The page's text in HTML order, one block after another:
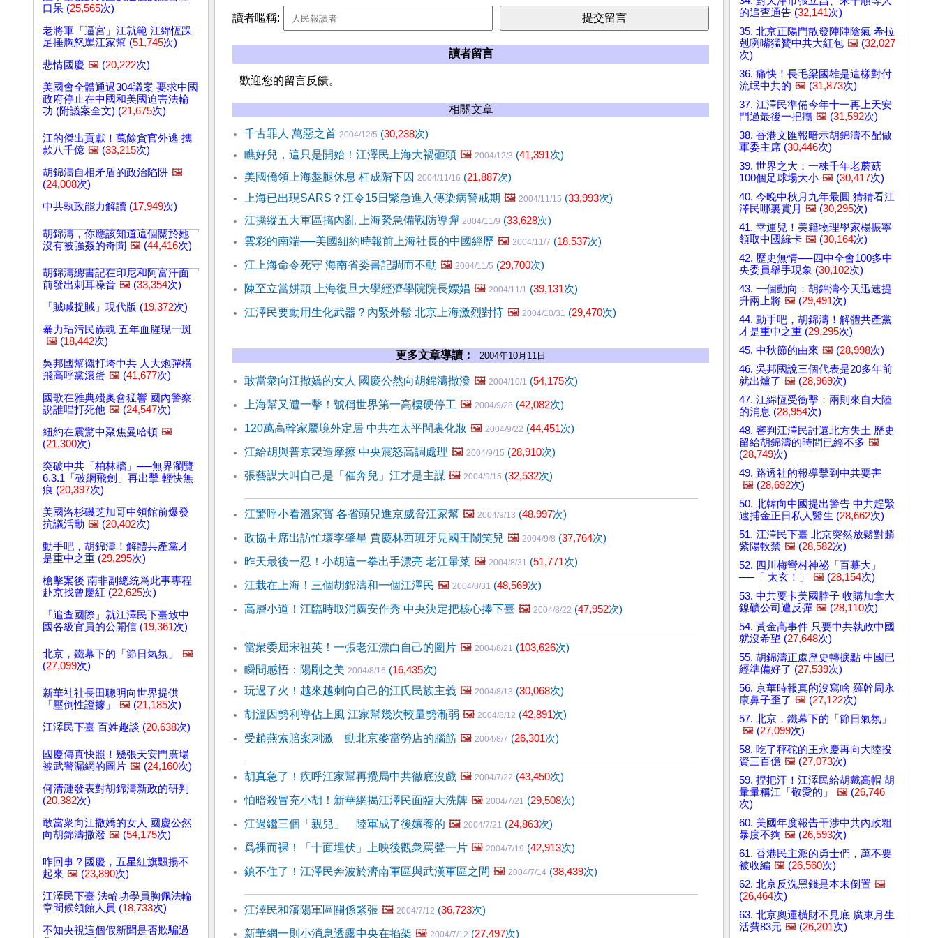
口呆 (25,565次)
老將軍「逼宮」江就範 江綿恆跺
足捶胸怒罵江家幫 (51,745次)
悲情國慶 🖼️ (20,222次)
美國會全體通過304議案 要求中國
政府停止在中國和美國迫害法輪
功 (附議案全文) (21,675次)
江的傑出貢獻！萬餘貪官外逃 攜
款八千億 🖼️ (33,215次)
胡錦濤自相矛盾的政治陷阱 🖼️
(24,008次)
中共執政能力解讀 (17,949次)
胡錦濤，你應該知道這個關於她
沒有被強姦的奇聞 🖼️ (44,416次)
胡錦濤總書記在印尼和阿富汗面
前發出刺耳噪音 🖼️ (33,354次)
「賊喊捉賊」現代版 (19,372次)
暴力玷污民族魂 五年血腥現一斑
🖼️ (18,442次)
吳邦國幫襯打垮中共 人大炮彈橫
飛高呼黨滾蛋 🖼️ (41,677次)
國歌在雅典殘奧會猛響 國內警察
說誰唱打死他 🖼️ (24,547次)
紐約在震驚中聚焦曼哈頓 🖼️
(21,300次)
突破中共「柏林牆」──無界瀏覽
6.3.1「破網飛劍」再出擊 輕快無
痕 (20,397次)
美國洛杉磯芝加哥中領館前爆發
抗議活動 🖼️ (20,402次)
動手吧，胡錦濤！解體共產黨才
是重中之重 (29,295次)
槍擊案後 南非副總統爲此事專程
赴京找曾慶紅 (22,625次)
「追查國際」就江澤民下臺致中
國各級官員的公開信 (19,361次)
北京，鐵幕下的「節日氣氛」
🖼️
(27,099次)
新華社社長田聰明向世界提供
「壓倒性證據」
🖼️ (21,185次)
江澤民下臺 百姓趣談 (20,638次)
國慶傳真快照！幾張天安門廣場
被武警漏網的圖片 🖼️ (24,160次)
何清漣發表對胡錦濤新政的研判
(20,382次)
敢當衆向江撒嬌的女人 國慶公然
向胡錦濤撒潑 🖼️ (54,175次)
咋回事？國慶，五星紅旗飄揚不
起來 🖼️ (23,890次)
江澤民下臺 法輪功學員胸佩法輪
章問候領館人員 (18,733次)
不知央視這個假新聞是否欺騙過
讀者暱稱:
讀者留言
歡迎您的留言反饋。
相關文章
千古罪人 萬惡之首 2004/12/5 (30,238次)
瞧好兒，這只是開始！江澤民上海大禍砸頭 🖼️ 2004/12/3 (41,391次)
美國僑領上海盤腿休息 枉成階下囚 2004/11/16 (21,887次)
上海已出現SARS？江令15日緊急進入傳染病警戒期 🖼️ 2004/11/15 (33,993次)
江操縱五大軍區搞內亂 上海緊急備戰防導彈 2004/11/9 (33,628次)
雲彩的南端──美國紐約時報前上海社長的中國經歷 🖼️ 2004/11/7 (18,537次)
江上海命令死守 海南省委書記調而不動 🖼️ 2004/11/5 (29,700次)
陳至立當姘頭 上海復旦大學經濟學院院長嫖娼 🖼️ 2004/11/1 (39,131次)
江澤民要動用生化武器？內緊外鬆 北京上海激烈對恃 🖼️ 2004/10/31 (29,470次)
更多文章導讀： 2004年10月11日
敢當衆向江撒嬌的女人 國慶公然向胡錦濤撒潑 🖼️ 2004/10/1 (54,175次)
上海幫又遭一擊！號稱世界第一高樓硬停工 🖼️ 2004/9/28 (42,082次)
120萬高幹家屬境外定居 中共在太平間裏化妝 🖼️ 2004/9/22 (44,451次)
江給胡與普京製造摩擦 中央震怒高調處理 🖼️ 2004/9/15 (28,910次)
張藝謀大叫自己是「催奔兒」江才是主謀 🖼️ 2004/9/15 (32,532次)
江驚呼小看溫家寶 各省頭兒進京威脅江家幫 🖼️ 2004/9/13 (48,997次)
政協主席出訪忙壞李肇星 賈慶林西班牙見國王鬧笑兒 🖼️ 2004/9/8 (37,764次)
昨天最後一忍！小胡這一拳出手漂亮 老江暈菜 🖼️ 2004/8/31 (51,771次)
江栽在上海！三個胡錦濤和一個江澤民 🖼️ 2004/8/31 (48,569次)
高層小道！江臨時取消廣安作秀 中央決定把核心捧下臺 🖼️ 2004/8/22 (47,952次)
當衆委屈宋祖英！一張老江漂白自己的圖片 🖼️ 2004/8/21 (103,626次)
瞬間感悟：陽剛之美 2004/8/16 (16,435次)
玩過了火！越來越刺向自己的江氏民族主義 🖼️ 2004/8/13 (30,068次)
胡溫因勢利導佔上風 江家幫幾次較量勢漸弱 🖼️ 2004/8/12 (42,891次)
受趙燕索賠案刺激 動北京麥當勞店的腦筋 🖼️ 2004/8/7 (26,301次)
胡真急了！疾呼江家幫再攪局中共徹底沒戲 🖼️ 2004/7/22 (43,450次)
怕暗殺冒充小胡！新華網揭江澤民面臨大洗牌 🖼️ 2004/7/21 (29,508次)
江過繼三個「親兒」 陸軍成了後孃養的 🖼️ 2004/7/21 (24,863次)
爲裸而裸！「十面埋伏」上映後觀衆罵聲一片 🖼️ 2004/7/19 (42,913次)
鎮不住了！江澤民奔波於濟南軍區與武漢軍區之間 🖼️ 2004/7/14 (38,439次)
江澤民和瀋陽軍區關係緊張 🖼️ 2004/7/12 (36,723次)
新華網一則小消息透露中央在掐架 🖼️ 2004/7/12 (27,497次)
的追查通告 (32,141次)
35. 北京正陽門散發陣陣陰氣 希拉
剋咧嘴猛贊中共大紅包 🖼️ (32,027
次)
36. 痛快！長毛梁國雄是這樣對付
流氓中共的 🖼️ (31,873次)
37. 江澤民準備今年十一再上天安
門過最後一把癮 🖼️ (31,592次)
38. 香港文匯報暗示胡錦濤不配做
軍委主席 (30,446次)
39. 世界之大：一株千年老蘑菇
100個足球場大小 🖼️ (30,417次)
40. 今晚中秋月九年最圓 猜猜看江
澤民哪裏賞月 🖼️ (30,295次)
41. 幸運兒！美籍物理學家楊振寧
領取中國綠卡 🖼️ (30,164次)
42. 歷史無情──四中全會100多中
央委員舉手現象 (30,102次)
43. 一個動向：胡錦濤今天迅速提
升兩上將 🖼️ (29,491次)
44. 動手吧，胡錦濤！解體共產黨
才是重中之重 (29,295次)
45. 中秋節的由來 🖼️ (28,998次)
46. 吳邦國說三個代表是20多年前
就出爐了 🖼️ (28,969次)
47. 江綿恆受衝擊：兩則來自大陸
的消息 (28,954次)
48. 審判江澤民討還北方失土 歷史
留給胡錦濤的時間已經不多 🖼️
(28,749次)
49. 路透社的報導擊到中共要害
🖼️ (28,692次)
50. 北韓向中國提出警告 中共趕緊
逮捕金正日私人醫生 (28,662次)
51. 江澤民下臺 北京突然放鬆對趙
紫陽軟禁 🖼️ (28,582次)
52. 四川梅彎村神祕「百慕大」
──「 太玄！」
🖼️ (28,154次)
53. 中共要卡美國脖子 收購加拿大
鎳礦公司遭反彈 🖼️ (28,110次)
54. 黃金高事件 只要中共執政中國
就沒希望 (27,648次)
55. 胡錦濤正處歷史轉捩點 中國已
經準備好了 (27,539次)
56. 京華時報真的沒寫啥 羅幹周永
康鼻子歪了 🖼️ (27,122次)
57. 北京，鐵幕下的「節日氣氛」
🖼️ (27,099次)
58. 吃了秤砣的王永慶再向大陸投
資三百億 🖼️ (27,073次)
59. 捏把汗！江澤民給胡戴高帽 胡
暈暈稱江「敬愛的」
🖼️ (26,746
次)
60. 美國年度報告干涉中共內政粗
暴度不夠 🖼️ (26,593次)
61. 香港民主派的勇士們，萬不要
被收編 🖼️ (26,560次)
62. 北京反洗黑錢是本末倒置 🖼️
(26,464次)
63. 北京奧運橫財不見底 廣東月生
活費83元 🖼️ (26,201次)